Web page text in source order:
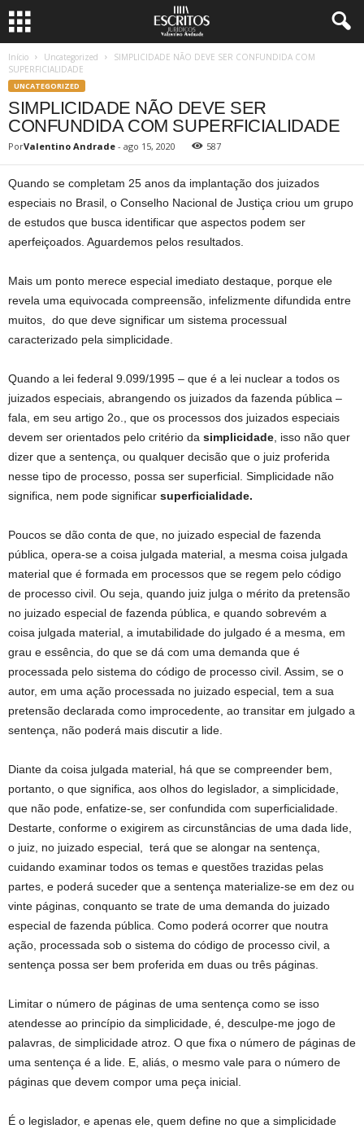
Início Uncategorized
SIMPLICIDADE NÃO DEVE SER CONFUNDIDA COM
SUPERFICIALIDADE
UNCATEGORIZED
SIMPLICIDADE NÃO DEVE SER
CONFUNDIDA COM SUPERFICIALIDADE
PorValentino Andrade - ago 15, 2020 587
Quando se completam 25 anos da implantação dos juizados
especiais no Brasil, o Conselho Nacional de Justiça criou um grupo
de estudos que busca identificar que aspectos podem ser
aperfeiçoados. Aguardemos pelos resultados.
Mais um ponto merece especial imediato destaque, porque ele
revela uma equivocada compreensão, infelizmente difundida entre
muitos, do que deve significar um sistema processual
caracterizado pela simplicidade.
Quando a lei federal 9.099/1995 – que é a lei nuclear a todos os
juizados especiais, abrangendo os juizados da fazenda pública –
fala, em seu artigo 2o., que os processos dos juizados especiais
devem ser orientados pelo critério da simplicidade , isso não quer
dizer que a sentença, ou qualquer decisão que o juiz proferida
nesse tipo de processo, possa ser superficial. Simplicidade não
significa, nem pode significar superficialidade.
Poucos se dão conta de que, no juizado especial de fazenda
pública, opera-se a coisa julgada material, a mesma coisa julgada
material que é formada em processos que se regem pelo código
de processo civil. Ou seja, quando juiz julga o mérito da pretensão
no juizado especial de fazenda pública, e quando sobrevém a
coisa julgada material, a imutabilidade do julgado é a mesma, em
grau e essência, do que se dá com uma demanda que é
processada pelo sistema do código de processo civil. Assim, se o
autor, em uma ação processada no juizado especial, tem a sua
pretensão declarada como improcedente, ao transitar em julgado a
sentença, não poderá mais discutir a lide.
Diante da coisa julgada material, há que se compreender bem,
portanto, o que significa, aos olhos do legislador, a simplicidade,
que não pode, enfatize-se, ser confundida com superficialidade.
Destarte, conforme o exigirem as circunstâncias de uma dada lide,
o juiz, no juizado especial, terá que se alongar na sentença,
cuidando examinar todos os temas e questões trazidas pelas
partes, e poderá suceder que a sentença materialize-se em dez ou
vinte páginas, conquanto se trate de uma demanda do juizado
especial de fazenda pública. Como poderá ocorrer que noutra
ação, processada sob o sistema do código de processo civil, a
sentença possa ser bem proferida em duas ou três páginas.
Limitar o número de páginas de uma sentença como se isso
atendesse ao princípio da simplicidade, é, desculpe-me jogo de
palavras, de simplicidade atroz. O que fixa o número de páginas de
uma sentença é a lide. E, aliás, o mesmo vale para o número de
páginas que devem compor uma peça inicial.
É o legislador, e apenas ele, quem define no que a simplicidade